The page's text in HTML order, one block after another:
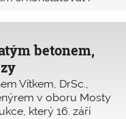
patří oblast, která
Je to trend,
betonem,
Vítkem, DrSc.,
v oboru Mosty
který 16. září